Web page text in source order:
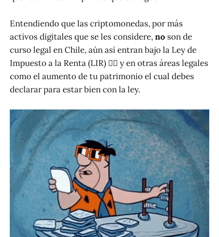
Entendiendo que las criptomonedas, por más
activos digitales que se les considere,no son de
curso legal en Chile, aún así entran bajo la Ley de
Impuesto a la Renta (LIR) 👨‍⚖️ y en otras áreas legales
como el aumento de tu patrimonio el cual debes
declarar para estar bien con la ley.